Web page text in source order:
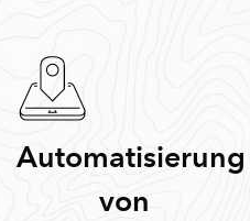
Automatisierung
von